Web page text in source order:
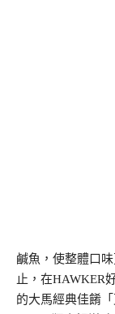
鹹魚，使整體口
止，在HAWKER
的大馬經典佳餚